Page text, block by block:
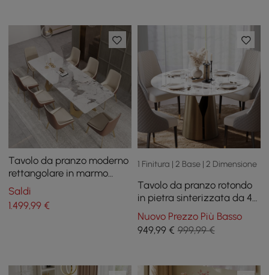
Tavolo da pranzo moderno
rettangolare in marmo
sintetico da 79 pollici per
6-8 persone
Saldi
1.499,99 €
1 Finitura | 2 Base | 2 Dimensione
Tavolo da pranzo rotondo
in pietra sinterizzata da 47
pollici con base in acciaio
al carbonio per 2-4
persone
Nuovo Prezzo Più Basso
949,99€ 999,99 €